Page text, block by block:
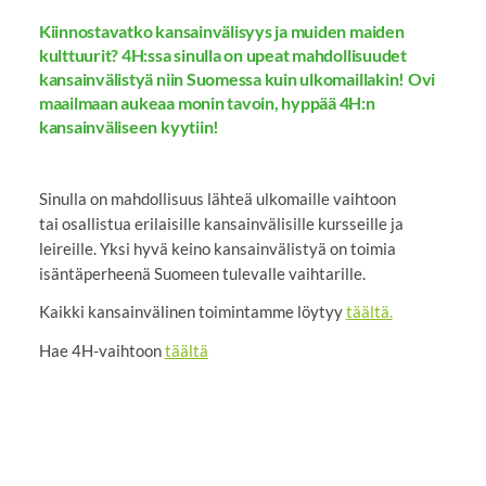
Kiinnostavatko kansainvälisyys ja muiden maiden
kulttuurit? 4H:ssa sinulla on upeat mahdollisuudet
kansainvälistyä niin Suomessa kuin ulkomaillakin! Ovi
maailmaan aukeaa monin tavoin, hyppää 4H:n
kansainväliseen kyytiin!
Sinulla on mahdollisuus lähteä ulkomaille vaihtoon
tai osallistua erilaisille kansainvälisille kursseille ja
leireille. Yksi hyvä keino kansainvälistyä on toimia
isäntäperheenä Suomeen tulevalle vaihtarille.
Kaikki kansainvälinen toimintamme löytyytäältä.
Hae 4H-vaihtoontäältä